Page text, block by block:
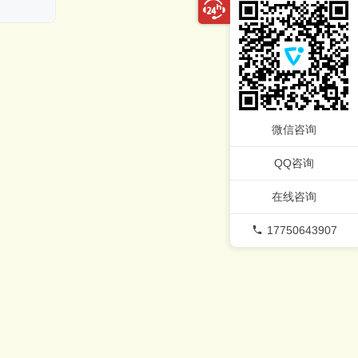
微信咨询
QQ咨询
在线咨询
17750643907